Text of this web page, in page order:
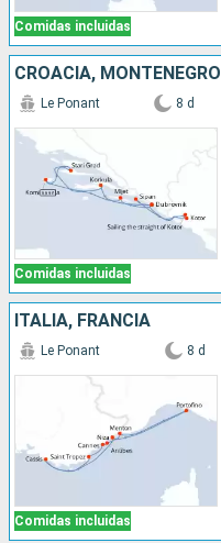
Comidas incluidas
CROACIA, MONTENEGRO
Comidas incluidas
Le Ponant 8 d
ITALIA, FRANCIA
Comidas incluidas
Le Ponant 8 d